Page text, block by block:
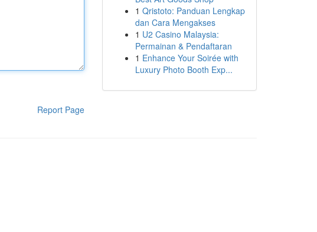
Report Page
1 Qristoto: Panduan Lengkap
dan Cara Mengakses
1 U2 Casino Malaysia:
Permainan & Pendaftaran
1 Enhance Your Soirée with
Luxury Photo Booth Exp...